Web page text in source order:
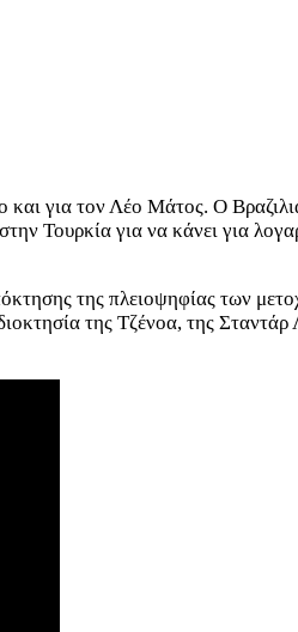
και για τον Λέο Μάτος. Ο
Τουρκία για να κάνει για
της πλειοψηφίας των
της Τζένοα, της